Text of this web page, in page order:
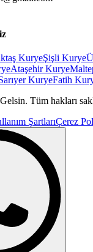
KuryeŞişli Kurye
AtaşehirKurye
KuryeFatih
Tüm hakları
ŞartlarıÇerez